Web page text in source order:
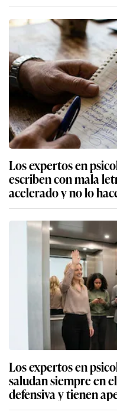
Los expertos en
escriben con mala
acelerado y no lo
Los expertos en
saludan siempre en
defensiva y tienen